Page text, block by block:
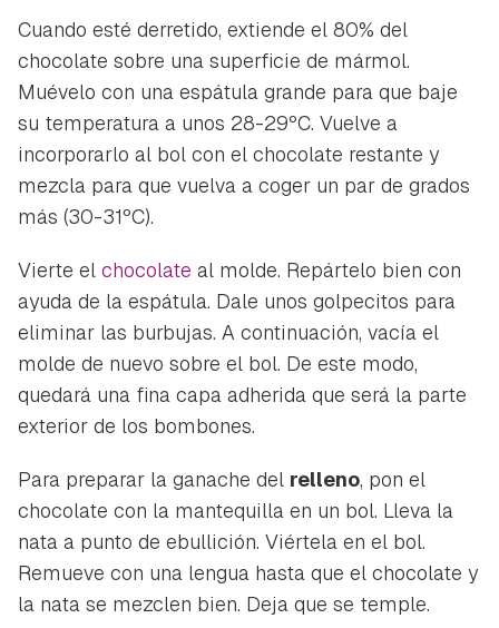
Guardar como favorito
Para poder guardar como favorito, primero has de
iniciar sesión con tu cuenta de Hogarmanía.
INICIAR SESIÓN CANCELAR
Cuando esté derretido, extiende el 80% del
chocolate sobre una superficie de mármol.
Muévelo con una espátula grande para que baje
su temperatura a unos 28-29ºC. Vuelve a
incorporarlo al bol con el chocolate restante y
mezcla para que vuelva a coger un par de grados
más (30-31ºC).
Vierte el chocolate al molde. Repártelo bien con
ayuda de la espátula. Dale unos golpecitos para
eliminar las burbujas. A continuación, vacía el
molde de nuevo sobre el bol. De este modo,
quedará una fina capa adherida que será la parte
exterior de los bombones.
Para preparar la ganache del relleno, pon el
chocolate con la mantequilla en un bol. Lleva la
nata a punto de ebullición. Viértela en el bol.
Remueve con una lengua hasta que el chocolate y
la nata se mezclen bien. Deja que se temple.
Contenido enviado
Gracias por suscribirte a nuestro boletín.